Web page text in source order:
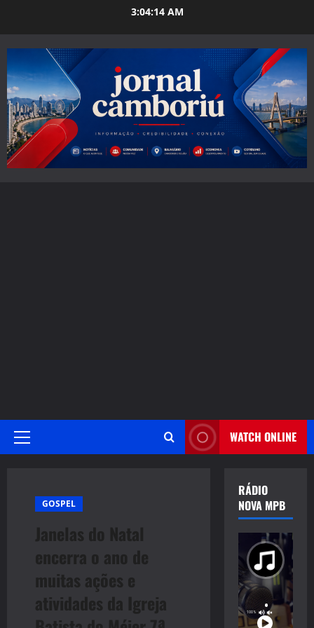
3:04:15 AM
Primary
WATCH ONLINE
GOSPEL
Janelas do Natal
encerra o ano de
muitas ações e
atividades da Igreja
RÁDIO
NOVA MPB